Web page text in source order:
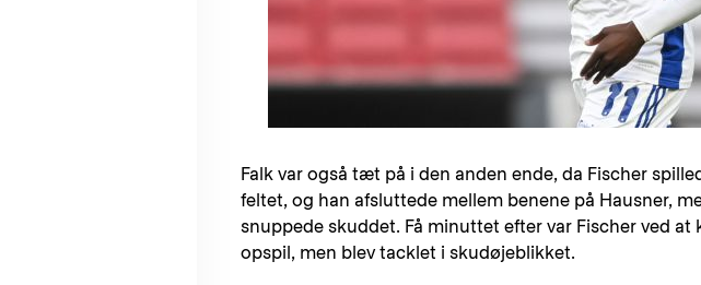
Falk var også tæt på i den anden ende, da Fischer
feltet, og han afsluttede mellem benene på Hausner,
snuppede skuddet. Få minuttet efter var Fischer ved
opspil, men blev tacklet i skudøjeblikket.